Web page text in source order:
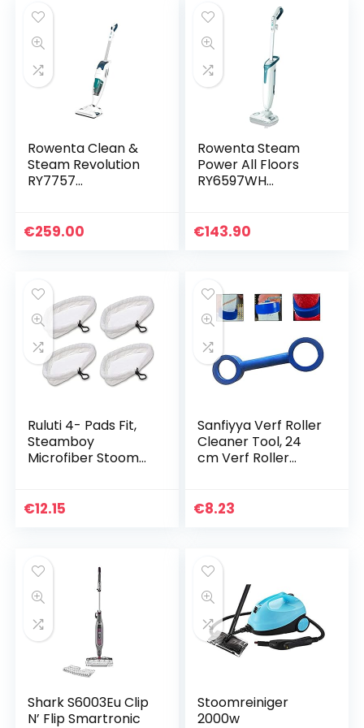
Rowenta Clean &
Steam Revolution
RY7757
verwijdert tot wel
€259.00
Rowenta Steam
Power All Floors
RY6597WH
zonder chemische
€143.90
Ruluti 4- Pads Fit,
Steamboy
Microfiber Stoom
€12.15
Sanfiyya Verf Roller
Cleaner Tool, 24
cm Verf Roller
Schrapen Reiniging
€8.23
Shark S6003Eu Clip
N’ Flip Smartronic
Stoomreiniger
2000w